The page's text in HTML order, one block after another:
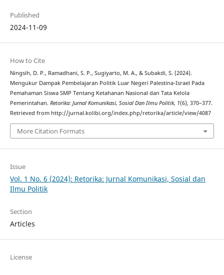
Published
2024-11-09
How to Cite
Ningsih, D. P., Ramadhani, S. P., Sugiyarto, M. A., & Subakdi, S. (2024).
Mengukur Dampak Pembelajaran Politik Luar Negeri Palestina-Israel Pada
Pemahaman Siswa SMP Tentang Ketahanan Nasional dan Tata Kelola
Pemerintahan. Retorika: Jurnal Komunikasi, Sosial Dan Ilmu Politik, 1(6), 370–377.
Retrieved from http://jurnal.kolibi.org/index.php/retorika/article/view/4087
More Citation Formats
Issue
Vol. 1 No. 6 (2024): Retorika: Jurnal Komunikasi, Sosial dan
Ilmu Politik
Section
Articles
License